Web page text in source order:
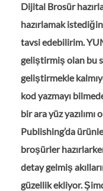
Dijital Brosür
hazırlamak
tavsi edebilirim.
geliştirmiş olan bu
geliştirmekle
kod yazmayı
bir ara yüz
Publishing’da
broşürler
detay gelmiş
güzellik ekliyor.